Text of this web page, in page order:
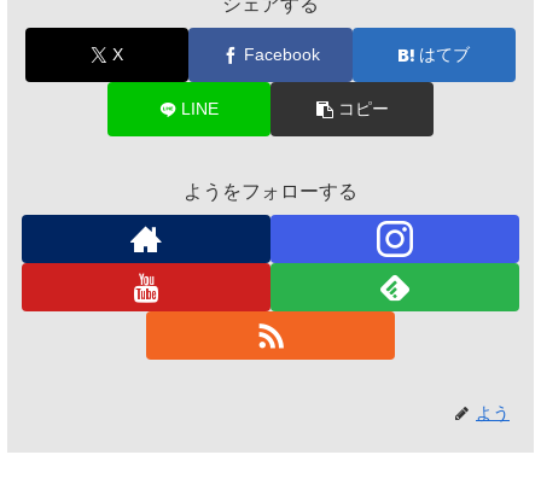
シェアする
X Facebook はてブ
LINE コピー
ようをフォローする
よう